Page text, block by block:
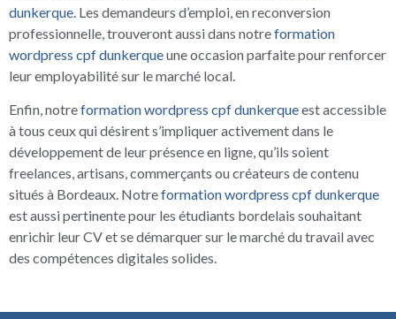
dunkerque . Les demandeurs d’emploi, en reconversion
professionnelle, trouveront aussi dans notreformation
wordpress cpf dunkerqueune occasion parfaite pour renforcer
leur employabilité sur le marché local.
Enfin, notreformation wordpress cpf dunkerqueest accessible
à tous ceux qui désirent s’impliquer activement dans le
développement de leur présence en ligne, qu’ils soient
freelances, artisans, commerçants ou créateurs de contenu
situés à Bordeaux. Notreformation wordpress cpf dunkerque
est aussi pertinente pour les étudiants bordelais souhaitant
enrichir leur CV et se démarquer sur le marché du travail avec
des compétences digitales solides.